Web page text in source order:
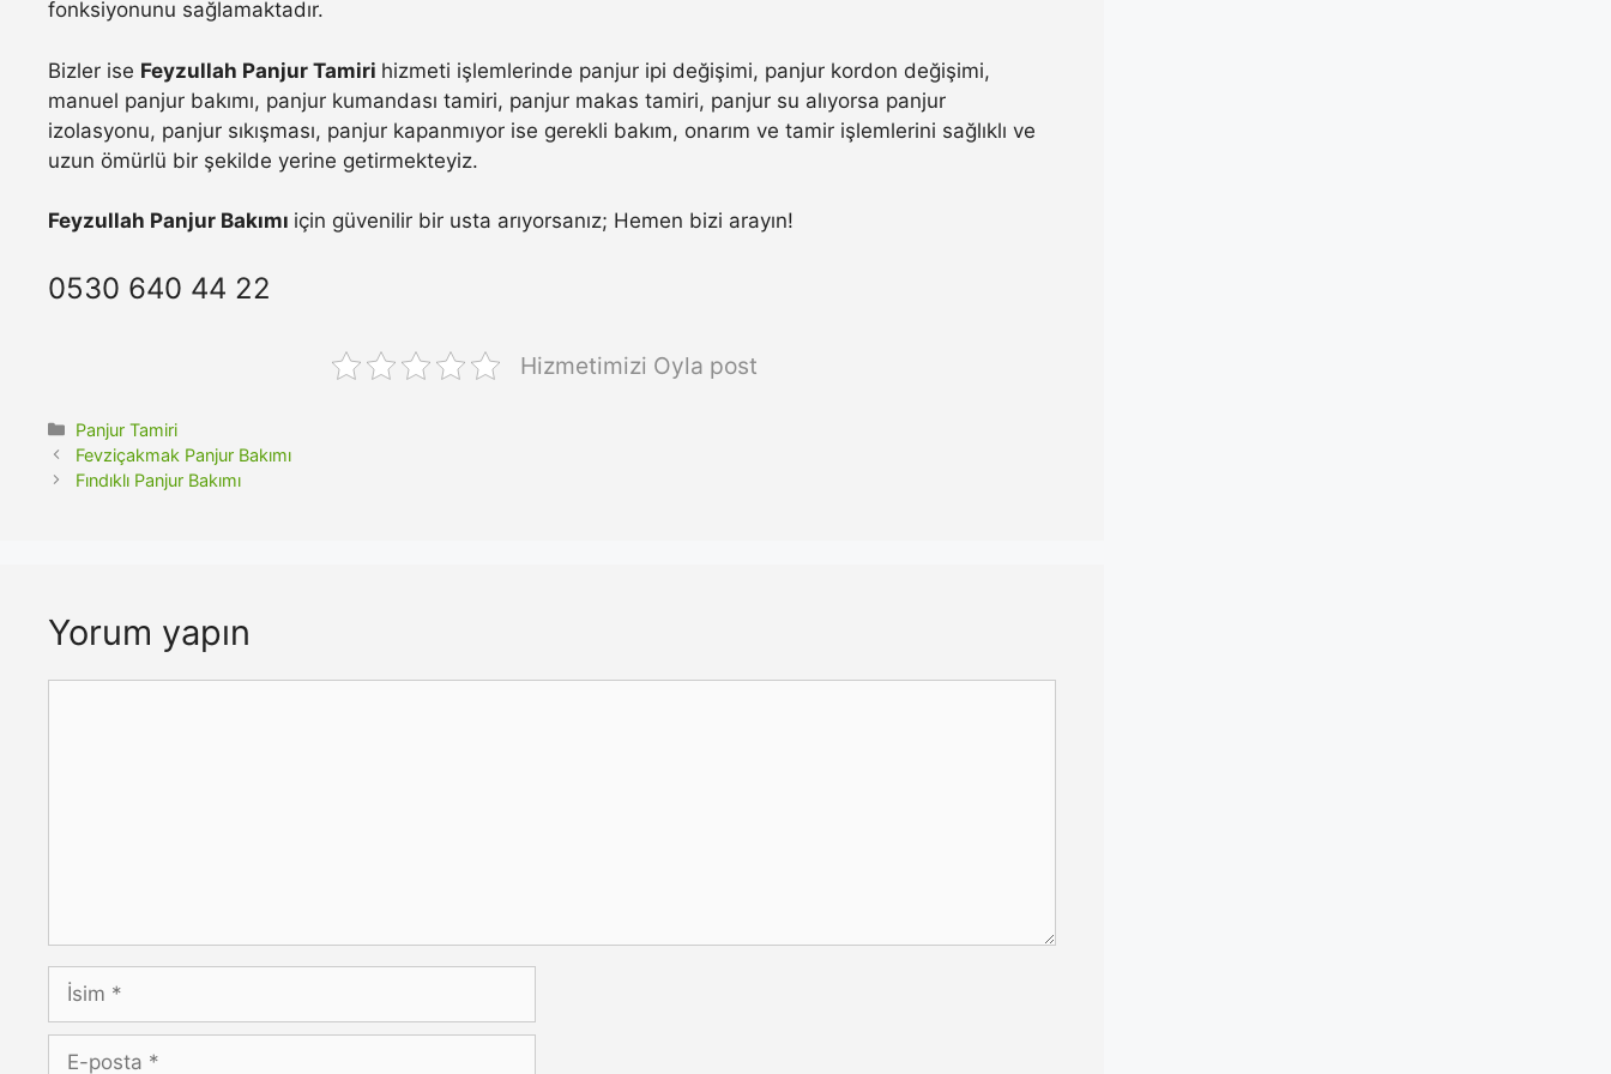
fonksiyonunu sağlamaktadır.
Bizler ise Feyzullah Panjur Tamiri hizmeti işlemlerinde panjur ipi değişimi, panjur kordon değişimi,
manuel panjur bakımı, panjur kumandası tamiri, panjur makas tamiri, panjur su alıyorsa panjur
izolasyonu, panjur sıkışması, panjur kapanmıyor ise gerekli bakım, onarım ve tamir işlemlerini sağlıklı ve
uzun ömürlü bir şekilde yerine getirmekteyiz.
Feyzullah Panjur Bakımı için güvenilir bir usta arıyorsanız; Hemen bizi arayın!
0530 640 44 22
Hizmetimizi Oyla post
Kategoriler
Panjur Tamiri
Fevziçakmak Panjur Bakımı
Fındıklı Panjur Bakımı
Yorum yapın
İsim